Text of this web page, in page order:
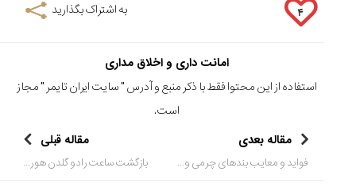
۴ به اشتراک بگذارید
امانت داری و اخلاق مداری
استفاده از این محتوا فقط با ذکر منبع و آدرس "سایت ایران تایمر " مجاز
است.
مقاله بعدی
فواید و معایب بندهای چرمی و لاستیکی
مقاله قبلی
بازگشت ساعت رادو گلدن هورس (Rado Golden Horse)